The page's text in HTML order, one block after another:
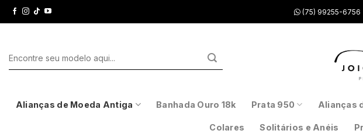
Skip
to
(75) 99255-6756
por:
Alianças de Moeda Antiga Banhada Ouro 18k Prata 950 Alianças
Colares Solitários e Anéis